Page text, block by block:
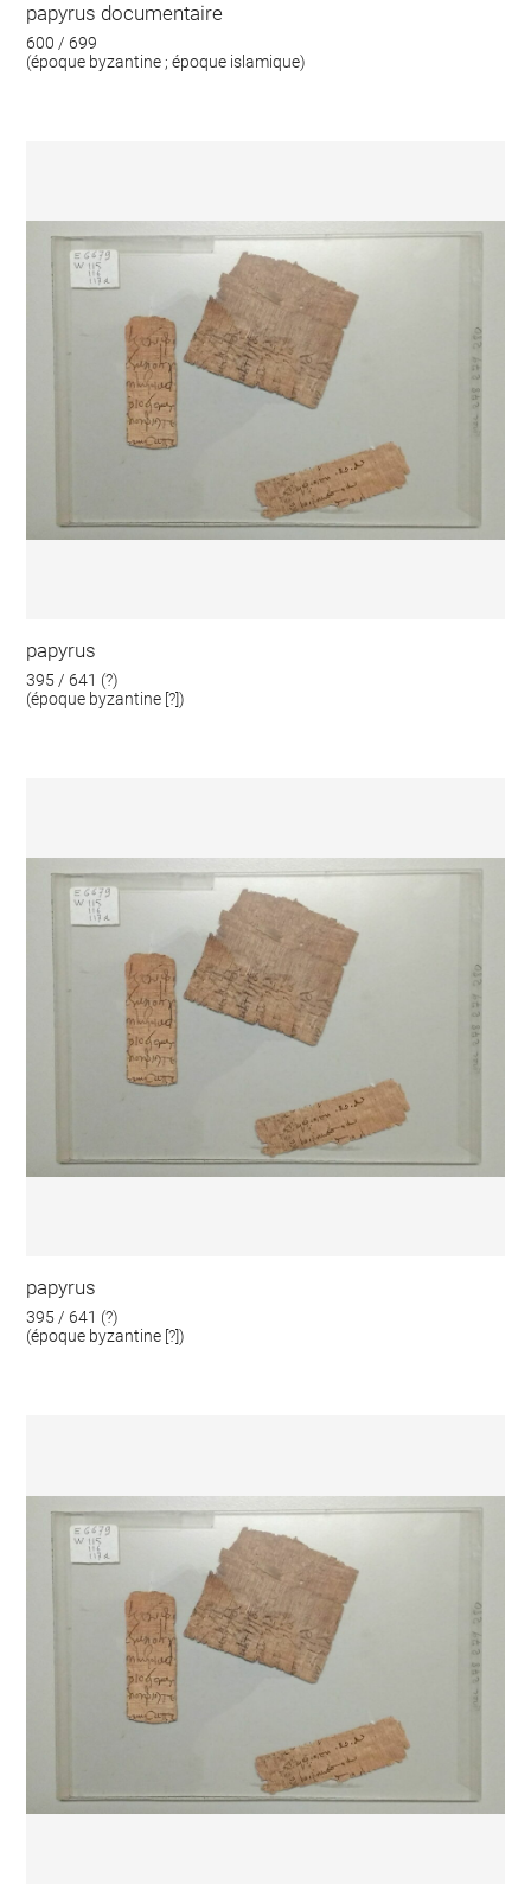
papyrus documentaire
600 / 699
(époque byzantine ; époque islamique)
papyrus
395 / 641 (?)
(époque byzantine [?])
papyrus
395 / 641 (?)
(époque byzantine [?])